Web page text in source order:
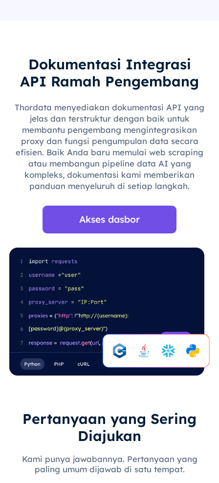
Dokumentasi Integrasi
API Ramah Pengembang
Thordata menyediakan dokumentasi API yang
jelas dan terstruktur dengan baik untuk
membantu pengembang mengintegrasikan
proxy dan fungsi pengumpulan data secara
efisien. Baik Anda baru memulai web scraping
atau membangun pipeline data AI yang
kompleks, dokumentasi kami memberikan
panduan menyeluruh di setiap langkah.
Akses dasbor
Pertanyaan yang Sering
Diajukan
Kami punya jawabannya. Pertanyaan yang
paling umum dijawab di satu tempat.